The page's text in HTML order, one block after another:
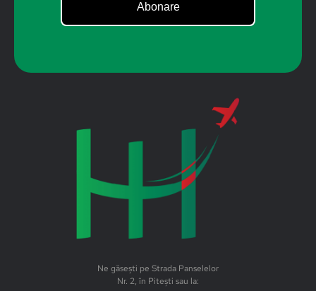
Abonare
Ne găsești pe Strada Panselelor
Nr. 2, în Pitești sau la: